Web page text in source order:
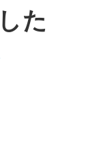
た